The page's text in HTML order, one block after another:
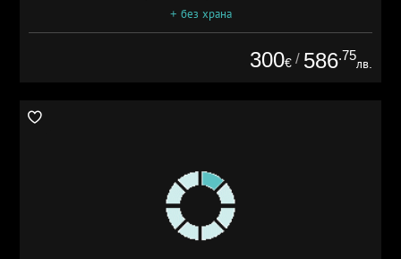
+ без храна
300€ / 586.75
лв.